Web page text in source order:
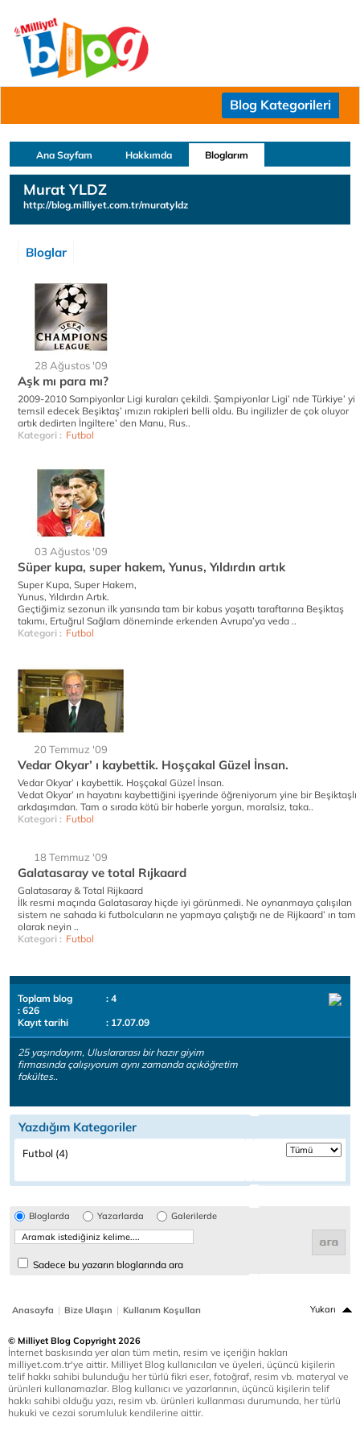
Blog Kategorileri
Ana Sayfam Hakkımda Bloglarım
Murat YLDZ
http://blog.milliyet.com.tr/muratyldz
Bloglar
28 Ağustos '09
Aşk mı para mı?
2009-2010 Sampiyonlar Ligi kuraları çekildi. Şampiyonlar Ligi’ nde Türkiye’ yi
temsil edecek Beşiktaş’ ımızın rakipleri belli oldu. Bu ingilizler de çok oluyor
artık dedirten İngiltere’ den Manu, Rus..
Kategori : Futbol
03 Ağustos '09
Süper kupa, super hakem, Yunus, Yıldırdın artık
Super Kupa, Super Hakem,
Yunus, Yıldırdın Artık.
Geçtiğimiz sezonun ilk yarısında tam bir kabus yaşattı taraftarına Beşiktaş
takımı, Ertuğrul Sağlam döneminde erkenden Avrupa’ya veda ..
Kategori : Futbol
20 Temmuz '09
Vedar Okyar’ ı kaybettik. Hoşçakal Güzel İnsan.
Vedar Okyar’ ı kaybettik. Hoşçakal Güzel İnsan.
Vedat Okyar’ ın hayatını kaybettiğini işyerinde öğreniyorum yine bir Beşiktaşlı
arkdaşımdan. Tam o sırada kötü bir haberle yorgun, moralsiz, taka..
Kategori : Futbol
18 Temmuz '09
Galatasaray ve total Rıjkaard
Galatasaray & Total Rijkaard
İlk resmi maçında Galatasaray hiçde iyi görünmedi. Ne oynanmaya çalışılan
sistem ne sahada ki futbolcuların ne yapmaya çalıştığı ne de Rijkaard’ ın tam
olarak neyin ..
Kategori : Futbol
Toplam blog
: 4
: 626
Kayıt tarihi
: 17.07.09
25 yaşındayım, Uluslararası bir hazır giyim
firmasında çalışıyorum aynı zamanda açıköğretim
fakültes..
Yazdığım Kategoriler
Futbol (4)
Bloglarda Yazarlarda Galerilerde
Sadece bu yazarın bloglarında ara
Anasayfa | Bize Ulaşın | Kullanım Koşulları Yukarı
© Milliyet Blog Copyright 2026
İnternet baskısında yer alan tüm metin, resim ve içeriğin hakları
milliyet.com.tr'ye aittir. Milliyet Blog kullanıcıları ve üyeleri, üçüncü kişilerin
telif hakkı sahibi bulunduğu her türlü fikri eser, fotoğraf, resim vb. materyal ve
ürünleri kullanamazlar. Blog kullanıcı ve yazarlarının, üçüncü kişilerin telif
hakkı sahibi olduğu yazı, resim vb. ürünleri kullanması durumunda, her türlü
hukuki ve cezai sorumluluk kendilerine aittir.